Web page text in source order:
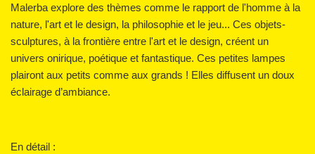
Malerba explore des thèmes comme le rapport de l'homme à la
nature, l'art et le design, la philosophie et le jeu... Ces objets-
sculptures, à la frontière entre l'art et le design, créent un
univers onirique, poétique et fantastique. Ces petites lampes
plairont aux petits comme aux grands ! Elles diffusent un doux
éclairage d’ambiance.
En détail :